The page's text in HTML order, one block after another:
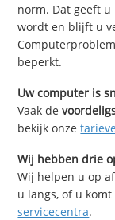
norm. Dat geeft
wordt en blijft u
beperkt.
Uw computer is
Vaak de
bekijk onze
Wij hebben drie
Wij helpen u op
u langs, of u
servicecentra.